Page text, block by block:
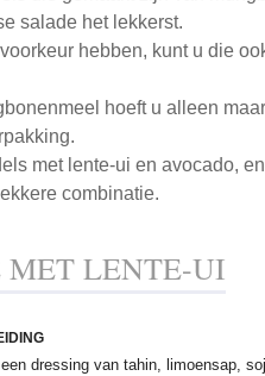
salade het lekkerst.
hebben, kunt u die
hoeft u alleen
met lente-ui en avocado,
combinatie.
LENTE-UI
een dressing van tahin, limoensap,